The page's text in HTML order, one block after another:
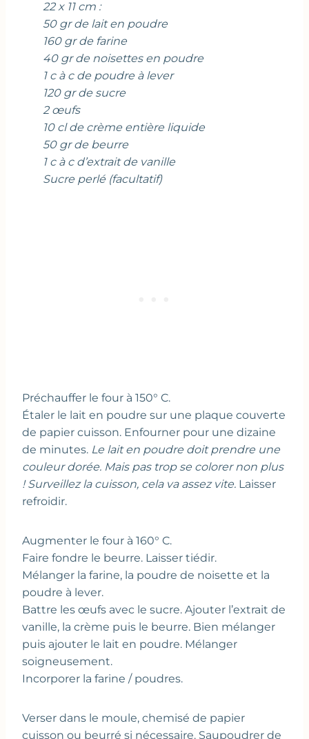
22 x 11 cm :
50 gr de lait en poudre
160 gr de farine
40 gr de noisettes en poudre
1 c à c de poudre à lever
120 gr de sucre
2 œufs
10 cl de crème entière liquide
50 gr de beurre
1 c à c d’extrait de vanille
Sucre perlé (facultatif)
Préchauffer le four à 150° C.
Étaler le lait en poudre sur une plaque couverte
de papier cuisson. Enfourner pour une dizaine
de minutes. Le lait en poudre doit prendre une
couleur dorée. Mais pas trop se colorer non plus
! Surveillez la cuisson, cela va assez vite. Laisser
refroidir.
Augmenter le four à 160° C.
Faire fondre le beurre. Laisser tiédir.
Mélanger la farine, la poudre de noisette et la
poudre à lever.
Battre les œufs avec le sucre. Ajouter l’extrait de
vanille, la crème puis le beurre. Bien mélanger
puis ajouter le lait en poudre. Mélanger
soigneusement.
Incorporer la farine / poudres.
Verser dans le moule, chemisé de papier
cuisson ou beurré si nécessaire. Saupoudrer de